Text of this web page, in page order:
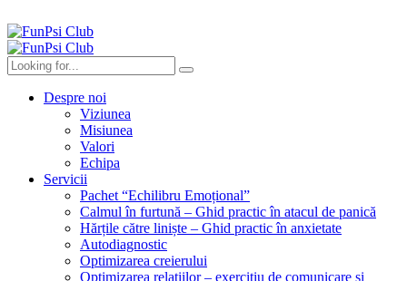
Despre noi
Viziunea
Misiunea
Valori
Echipa
Servicii
Pachet “Echilibru Emoțional”
Calmul în furtună – Ghid practic în atacul de panică
Hărțile către liniște – Ghid practic în anxietate
Autodiagnostic
Optimizarea creierului
Optimizarea relațiilor – exercițiu de comunicare și